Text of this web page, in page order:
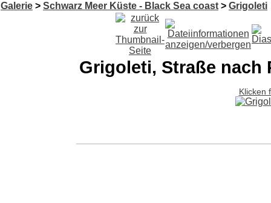
Galerie > Schwarz Meer Küste - Black Sea coast > Grigoleti
Grigoleti, Straße nach
Klicken